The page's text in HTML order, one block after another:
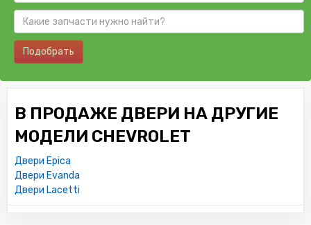
Подобрать
В ПРОДАЖЕ ДВЕРИ НА ДРУГИЕ
МОДЕЛИ CHEVROLET
Двери Epica
Двери Evanda
Двери Lacetti